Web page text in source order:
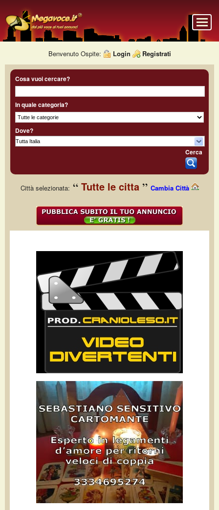
Benvenuto Ospite: Login Registrati
Cosa vuoi cercare?
In quale categoria?
Dove?
Cerca
Città selezionata: Tutte le citta Cambia Città